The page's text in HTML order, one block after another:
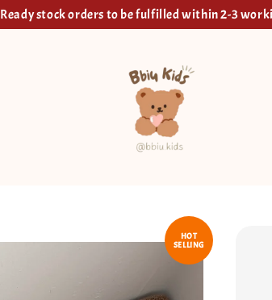
Ready stock orders to be fulfilled within 2-3
HOT
SELLING